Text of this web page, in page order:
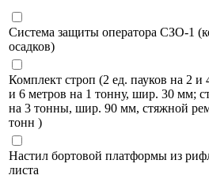
Система защиты оператора СЗО-1
осадков)
Комплект строп (2 ед. пауков на 2
и 6 метров на 1 тонну, шир. 30 мм;
на 3 тонны, шир. 90 мм, стяжной
тонн )
Настил бортовой платформы из
листа